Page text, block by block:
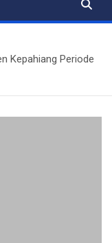
Kepahiang Periode